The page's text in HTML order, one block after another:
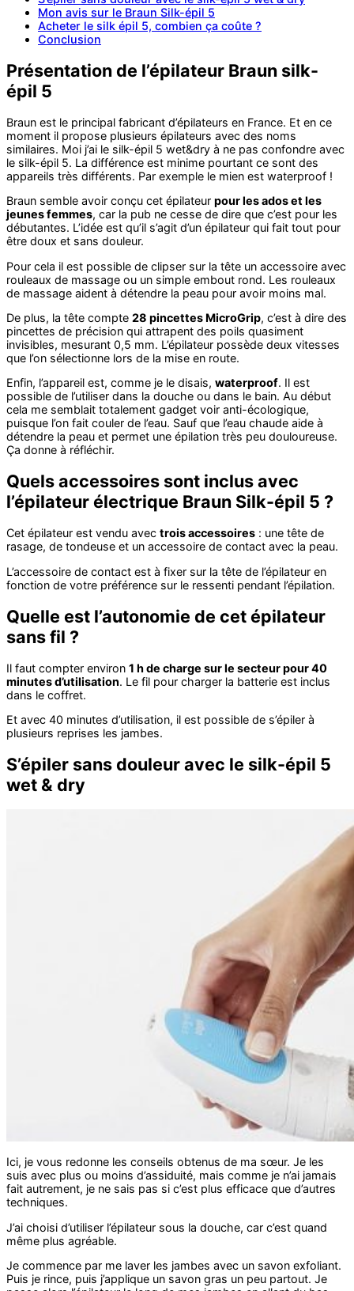
Mon avis sur le Braun Silk-épil 5
Acheter le silk épil 5, combien ça coûte ?
Conclusion
Présentation de l’épilateur Braun silk-
épil 5
Braun est le principal fabricant d’épilateurs en France. Et en ce
moment il propose plusieurs épilateurs avec des noms
similaires. Moi j’ai le silk-épil 5 wet&dry à ne pas confondre avec
le silk-épil 5. La différence est minime pourtant ce sont des
appareils très différents. Par exemple le mien est waterproof !
Braun semble avoir conçu cet épilateur pour les ados et les
jeunes femmes, car la pub ne cesse de dire que c’est pour les
débutantes. L’idée est qu’il s’agit d’un épilateur qui fait tout pour
être doux et sans douleur.
Pour cela il est possible de clipser sur la tête un accessoire avec
rouleaux de massage ou un simple embout rond. Les rouleaux
de massage aident à détendre la peau pour avoir moins mal.
De plus, la tête compte 28 pincettes MicroGrip, c’est à dire des
pincettes de précision qui attrapent des poils quasiment
invisibles, mesurant 0,5 mm. L’épilateur possède deux vitesses
que l’on sélectionne lors de la mise en route.
Enfin, l’appareil est, comme je le disais, waterproof. Il est
possible de l’utiliser dans la douche ou dans le bain. Au début
cela me semblait totalement gadget voir anti-écologique,
puisque l’on fait couler de l’eau. Sauf que l’eau chaude aide à
détendre la peau et permet une épilation très peu douloureuse.
Ça donne à réfléchir.
Quels accessoires sont inclus avec
l’épilateur électrique Braun Silk-épil 5 ?
Cet épilateur est vendu avec trois accessoires : une tête de
rasage, de tondeuse et un accessoire de contact avec la peau.
L’accessoire de contact est à fixer sur la tête de l’épilateur en
fonction de votre préférence sur le ressenti pendant l’épilation.
Quelle est l’autonomie de cet épilateur
sans fil ?
Il faut compter environ 1 h de charge sur le secteur pour 40
minutes d’utilisation. Le fil pour charger la batterie est inclus
dans le coffret.
Et avec 40 minutes d’utilisation, il est possible de s’épiler à
plusieurs reprises les jambes.
S’épiler sans douleur avec le silk-épil 5
wet & dry
Ici, je vous redonne les conseils obtenus de ma sœur. Je les
suis avec plus ou moins d’assiduité, mais comme je n’ai jamais
fait autrement, je ne sais pas si c’est plus efficace que d’autres
techniques.
J’ai choisi d’utiliser l’épilateur sous la douche, car c’est quand
même plus agréable.
Je commence par me laver les jambes avec un savon exfoliant.
Puis je rince, puis j’applique un savon gras un peu partout. Je